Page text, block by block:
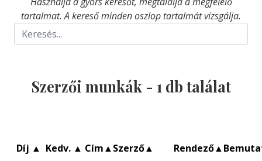
tartalmat. A kereső minden oszlop tartalmát vizsgálja.
Szerzői munkák - 1 db találat
Díj ▲ Kedv. ▲ Cím▲Szerző▲ Rendező▲